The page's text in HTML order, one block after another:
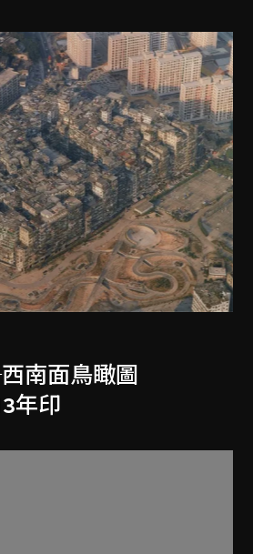
南面鳥瞰圖
年印